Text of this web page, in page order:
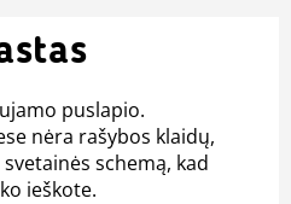
puslapio.
nėra rašybos klaidų,
schemą, kad
ieškote.